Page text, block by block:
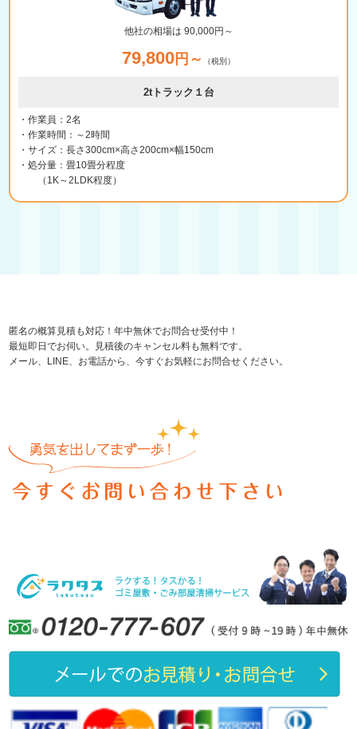
他社の相場は 90,000円～
79,800 円～ （税別）
2tトラック１台
・作業員：2名
・作業時間：～2時間
・サイズ：長さ300cm×高さ200cm×幅150cm
・処分量：畳10畳分程度
（1K～2LDK程度）
匿名の概算見積も対応！年中無休でお問合せ受付中！
最短即日でお伺い。見積後のキャンセル料も無料です。
メール、LINE、お電話から、今すぐお気軽にお問合せください。